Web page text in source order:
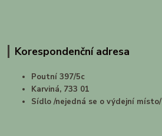
Korespondenční adresa
Poutní 397/5c
Karviná, 733 01
Sídlo /nejedná se o výdejní místo/